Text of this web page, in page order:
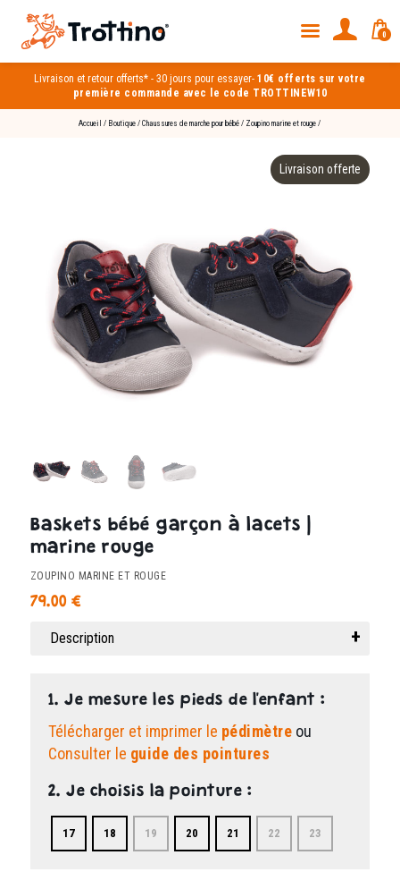
Livraison et retour offerts* -30 jours pour essayer-10€ offerts sur votre
première commande avec le code TROTTINEW10
0
Accueil / Boutique/ Chaussures de marche pour bébé/ Zoupino marine et rouge/
Baskets bébé garçon à lacets |
marine rouge
ZOUPINO MARINE ET ROUGE
79.00 €
Description
1. Je mesure les pieds de l'enfant :
Télécharger et imprimer le pédimètre ou
Consulter le guide des pointures
2. Je choisis la pointure :
17 18 19 20 21 22 23